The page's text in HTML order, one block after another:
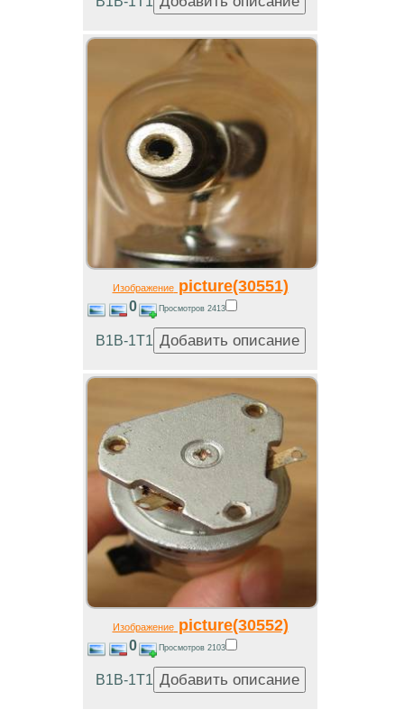
Изображениеpicture(30551)
0 Просмотров 2413
В1В-1Т1
Изображениеpicture(30552)
0 Просмотров 2103
В1В-1Т1